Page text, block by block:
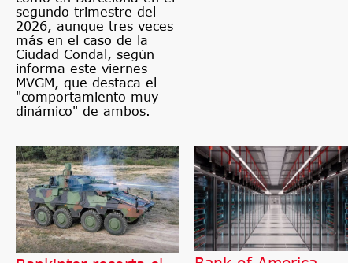
segundo trimestre del
2026, aunque tres veces
más en el caso de la
Ciudad Condal, según
informa este viernes
MVGM, que destaca el
"comportamiento muy
dinámico" de ambos.